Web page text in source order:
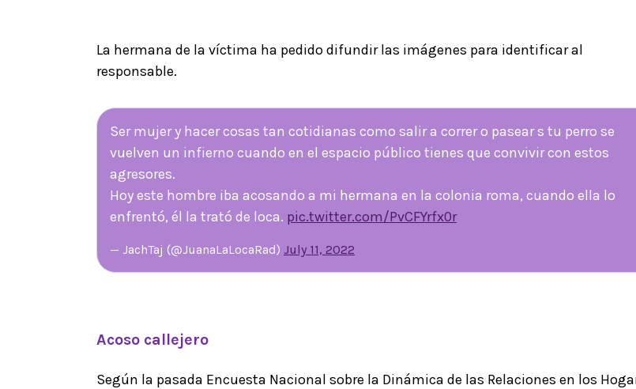
La hermana de la víctima ha pedido difundir las imágenes para identificar al
responsable.
Ser mujer y hacer cosas tan cotidianas como salir a correr o pasear s tu perro se
vuelven un infierno cuando en el espacio público tienes que convivir con estos
agresores.
Hoy este hombre iba acosando a mi hermana en la colonia roma, cuando ella lo
enfrentó, él la trató de loca. pic.twitter.com/PvCFYrfx0r
— JachTaj (@JuanaLaLocaRad) July 11, 2022
Acoso callejero
Según la pasada Encuesta Nacional sobre la Dinámica de las Relaciones en los